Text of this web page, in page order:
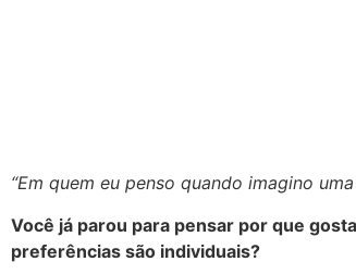
“Em quem eu penso quando imagino
Você já parou para pensar por que
preferências são individuais?